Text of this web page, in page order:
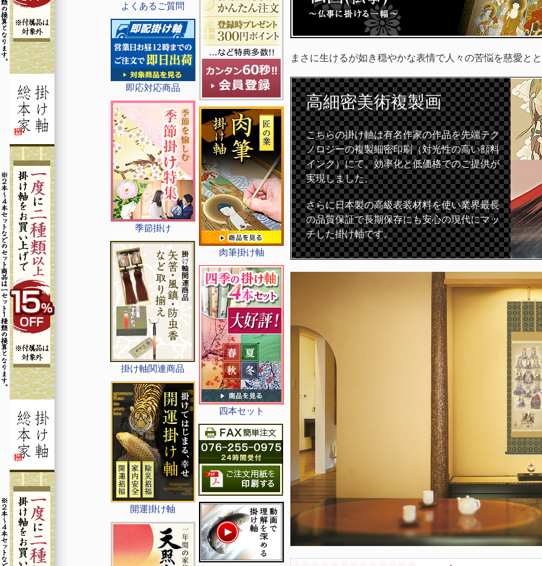
よくあるご質問
即応対応商品
季節掛け
掛け軸関連商品
開運掛け軸
肉筆掛け軸
四本セット
まさに生けるが如き穏やかな表情で人々の苦悩を慈愛と
高細密美術複製画
こちらの掛け軸は有名作家の作品を先端テク
ノロジーの複製細密印刷（対光性の高い顔料
インク）にて、効率化と低価格でのご提供が
実現しました。
さらに日本製の高級表装材料を使い業界最長
の品質保証で長期保存にも安心の現代にマッ
チした掛け軸です。